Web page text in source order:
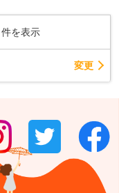
件を表示
変更